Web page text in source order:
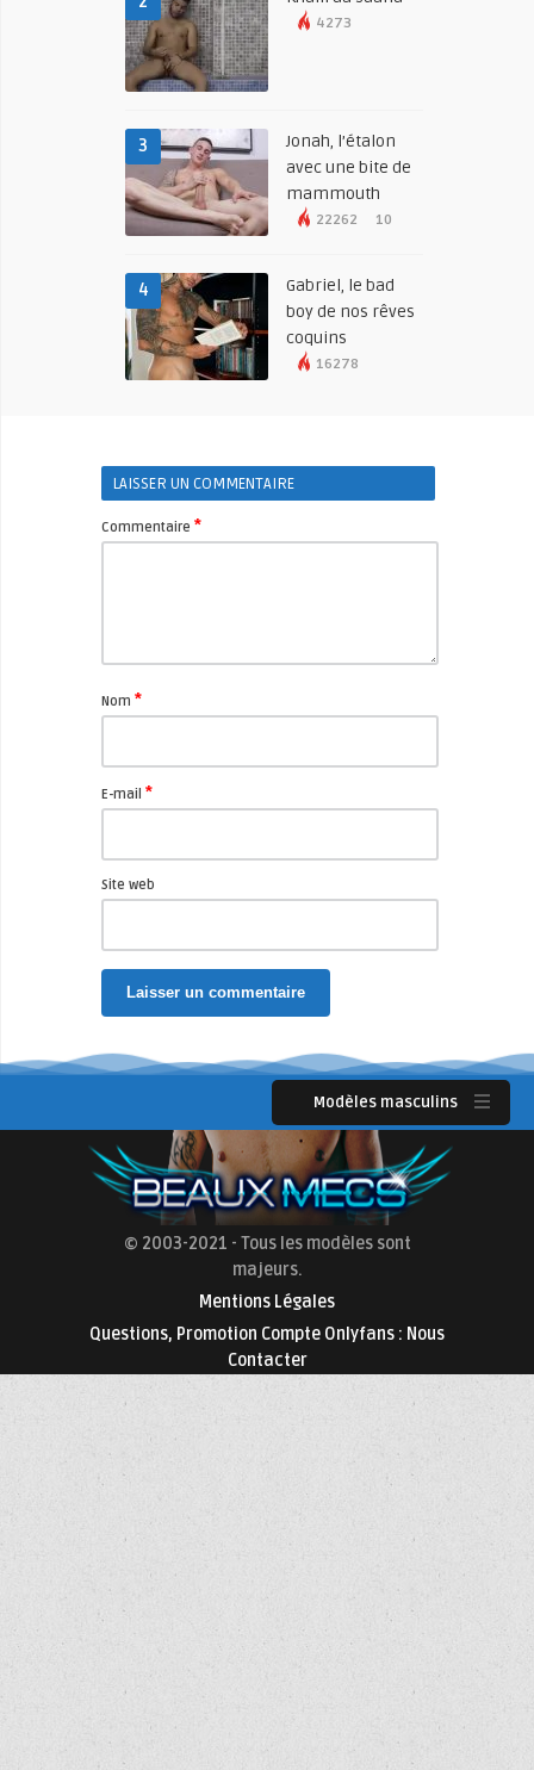
4273
3
Jonah, l’étalon
avec une bite de
mammouth
22262 10
4
Gabriel, le bad
boy de nos rêves
coquins
16278
LAISSER UN COMMENTAIRE
Commentaire *
Nom *
E-mail *
Site web
Modèles masculins
© 2003-2021 - Tous les modèles sont
majeurs.
Mentions Légales
Questions, Promotion Compte Onlyfans : Nous
Contacter